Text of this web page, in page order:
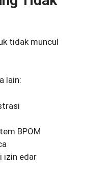
tidak muncul
lain:
BPOM
izin edar